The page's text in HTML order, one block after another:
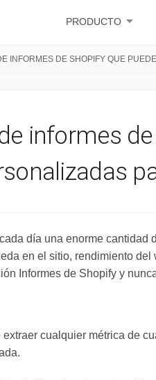
PRODUCTO arrow_drop_down
INFORMES DE SHOPIFY QUE
informes
día una enorme cantidad
en el sitio, rendimiento
Informes de Shopify y
cualquier métrica de